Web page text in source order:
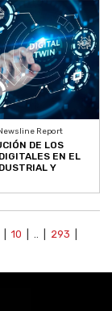
Report
DE LOS
EN EL
Y
10 | .. | 293